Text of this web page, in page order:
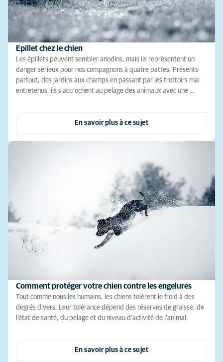
Epillet chez le chien
Les épillets peuvent sembler anodins, mais ils représentent un
danger sérieux pour nos compagnons à quatre pattes. Présents
partout, des jardins aux champs en passant par les trottoirs mal
entretenus, ils s’accrochent au pelage des animaux avec une …
En savoir plus à ce sujet
Comment protéger votre chien contre les engelures
Tout comme nous les humains, les chiens tolèrent le froid à des
degrés divers. Leur tolérance dépend des réserves de graisse, de
l’état de santé, du pelage et du niveau d’activité de l’animal.
En savoir plus à ce sujet